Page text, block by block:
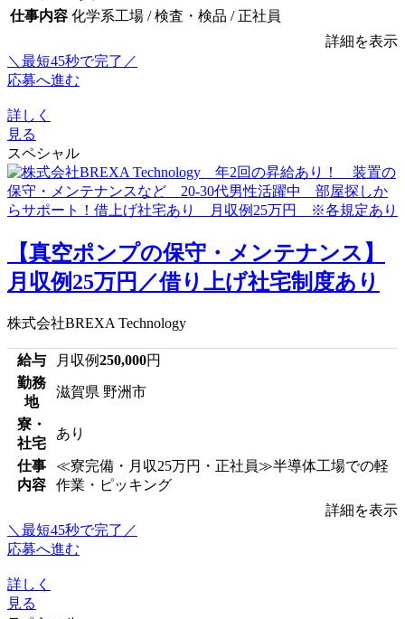
仕事内容 化学系工場 / 検査・検品 / 正社員
詳細を表示
＼最短45秒で完了／
応募へ進む
詳しく
見る
スペシャル
【真空ポンプの保守・メンテナンス】
月収例25万円／借り上げ社宅制度あり
株式会社BREXA Technology
給与 月収例250,000円
勤務
地
滋賀県 野洲市
寮・
社宅
あり
仕事
内容
≪寮完備・月収25万円・正社員≫半導体工場での軽
作業・ピッキング
詳細を表示
＼最短45秒で完了／
応募へ進む
詳しく
見る